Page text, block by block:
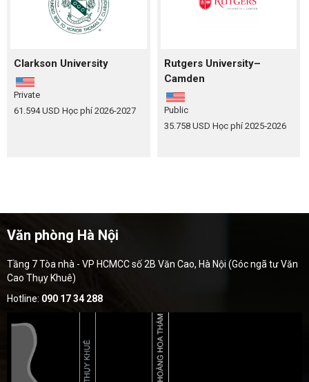
Clarkson University
Private
61.594 USD Học phí 2026-2027
Rutgers University–
Camden
Public
35.758 USD Học phí 2025‑2026
Văn phòng Hà Nội
Tầng 7 Tòa nhà - VP HCMCC số 2B Văn Cao, Hà Nội (Góc ngã tư Văn
Cao Thụy Khuê)
Hotline: 090 17 34 288